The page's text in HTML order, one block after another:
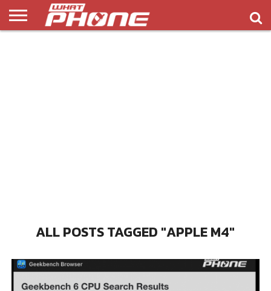
ALL POSTS TAGGED "APPLE M4"